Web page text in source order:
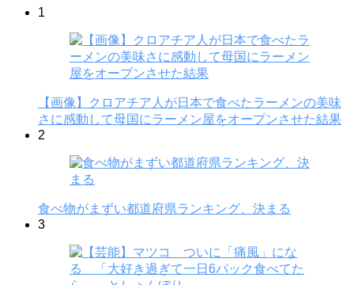
1
【画像】クロアチア人が日本で食べたラーメンの美味
さに感動して母国にラーメン屋をオープンさせた結果
2
食べ物がまずい都道府県ランキング、決まる
3